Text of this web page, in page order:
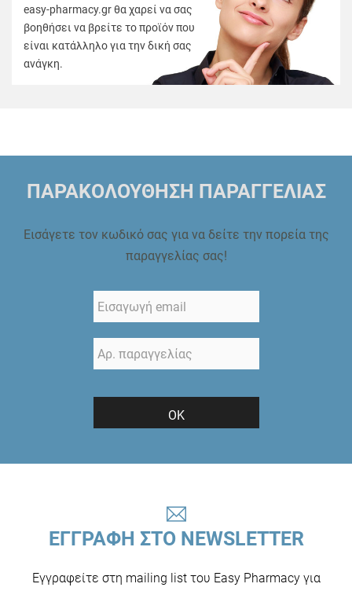
easy-pharmacy.gr θα χαρεί να σας
βοηθήσει να βρείτε το προϊόν που
είναι κατάλληλο για την δική σας
ανάγκη.
ΠΑΡΑΚΟΛΟΥΘΗΣΗ ΠΑΡΑΓΓΕΛΙΑΣ
Εισάγετε τον κωδικό σας για να δείτε την πορεία της
παραγγελίας σας!
ΟΚ
ΕΓΓΡΑΦΗ ΣΤΟ NEWSLETTER
Εγγραφείτε στη mailing list του Easy Pharmacy για